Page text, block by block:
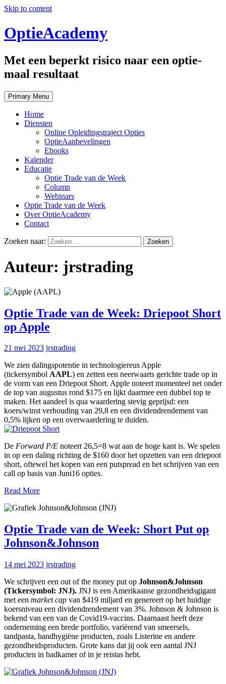
Skip to content
OptieAcademy
Met een beperkt risico naar een optie-
maal resultaat
Primary Menu
Home
Diensten
Online Opleidingstraject Opties
OptieAanbevelingen
Ebooks
Kalender
Educatie
Optie Trade van de Week
Column
Webinars
Optie Trade van de Week
Over OptieAcademy
Contact
Zoeken naar:
Auteur: jrstrading
Optie Trade van de Week: Driepoot Short
op Apple
21 mei 2023 jrstrading
We zien dalingspotentie in technologiereus Apple
(tickersymbol AAPL) en zetten een neerwaarts gerichte trade op in
de vorm van een Driepoot Short. Apple noteert momenteel net onder
de top van augustus rond $175 en lijkt daarmee een dubbel top te
maken. Het aandeel is qua waardering stevig geprijsd: een
koers/winst verhouding van 29,8 en een dividendrendement van
0,5% lijken op een overwaardering te duiden.
De Forward P/E noteert 26,5=8 wat aan de hoge kant is. We spelen
in op een daling richting de $160 door het opzetten van een driepoot
short, oftewel het kopen van een putspread en het schrijven van een
call op basis van Juni16 opties.
Read More
Optie Trade van de Week: Short Put op
Johnson&Johnson
14 mei 2023 jrstrading
We schrijven een out of the money put op Johnson&Johnson
(Tickersymbol: JNJ). JNJ is een Amerikaanse gezondheidsgigant
met een market cap van $419 miljard en genereert op het huidige
koersniveau een dividendrendement van 3%. Johnson & Johnson is
bekend van een van de Covid19-vaccins. Daarnaast heeft deze
onderneming een brede portfolio, variërend van smeersels,
tandpasta, handhygiëne producten, zoals Listerine en andere
gezondheidsproducten. Grote kans dat jij ook een aantal JNJ
producten in badkamer of in je reistas hebt.